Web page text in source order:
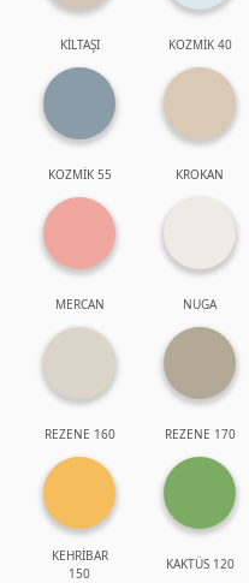
KİLTAŞI KOZMİK 40
KOZMİK 55 KROKAN
MERCAN NUGA
REZENE 160 REZENE 170
KEHRİBAR
150
KAKTÜS 120